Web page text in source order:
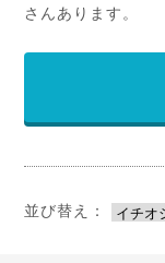
さんあります。
並び替え：